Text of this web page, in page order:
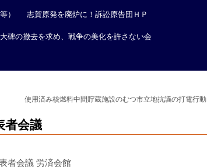
） 志賀原発を廃炉に！訴訟原告団ＨＰ
碑の撤去を求め、戦争の美化を許さない会
使用済み核燃料中間貯蔵施設のむつ市立地抗議の打電行動
者会議
者会議 労済会館